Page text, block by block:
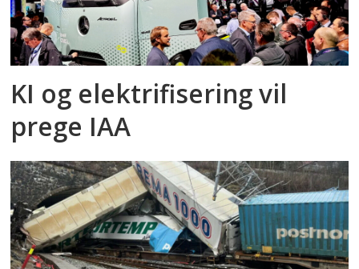
KI og elektrifisering vil
prege IAA